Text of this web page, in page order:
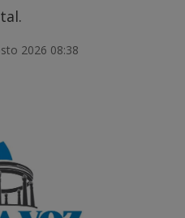
2026 08:38